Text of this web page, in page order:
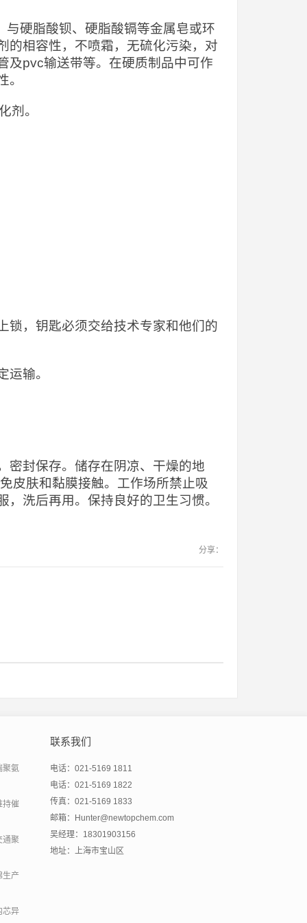
硬脂酸钡、硬脂酸镉等金属皂或环
的相容性，不喷霜，无硫化污染，对
及pvc输送带等。在硬质制品中可作
。
剂。
锁，钥匙必须交给技术专家和他们的
输。
密封保存。储存在阴凉、干燥的地
皮肤和黏膜接触。工作场所禁止吸
洗后再用。保持良好的卫生习惯。
分享：
聚氨
持催
通聚
生产
芯异
联系我们
电话：021-5169 1811
电话：021-5169 1822
传真：021-5169 1833
邮箱：Hunter@newtopchem.com
吴经理：18301903156
地址：上海市宝山区